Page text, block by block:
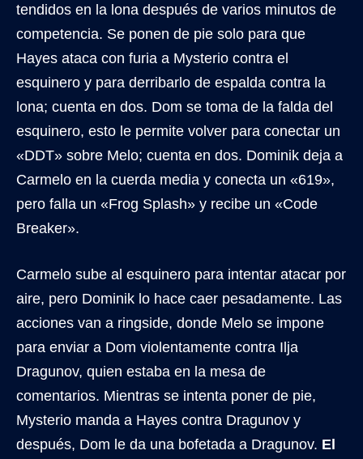
tendidos en la lona después de varios minutos de
competencia. Se ponen de pie solo para que
Hayes ataca con furia a Mysterio contra el
esquinero y para derribarlo de espalda contra la
lona; cuenta en dos. Dom se toma de la falda del
esquinero, esto le permite volver para conectar un
«DDT» sobre Melo; cuenta en dos. Dominik deja a
Carmelo en la cuerda media y conecta un «619»,
pero falla un «Frog Splash» y recibe un «Code
Breaker».
Carmelo sube al esquinero para intentar atacar por
aire, pero Dominik lo hace caer pesadamente. Las
acciones van a ringside, donde Melo se impone
para enviar a Dom violentamente contra Ilja
Dragunov, quien estaba en la mesa de
comentarios. Mientras se intenta poner de pie,
Mysterio manda a Hayes contra Dragunov y
después, Dom le da una bofetada a Dragunov. El